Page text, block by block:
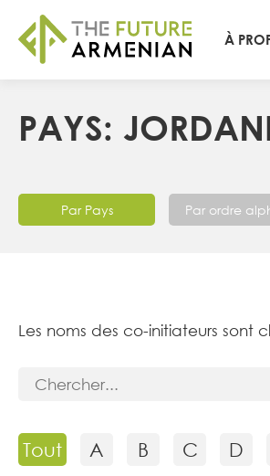
À
PAYS:
Par Pays Par ordre
Les noms des co-initiateurs sont
Tout A B C D